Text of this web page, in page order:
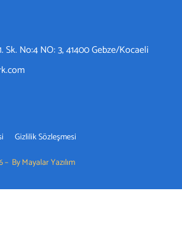
Sk. No:4 NO: 3, 41400 Gebze/Kocaeli
Gizlilik Sözleşmesi
By Mayalar Yazılım